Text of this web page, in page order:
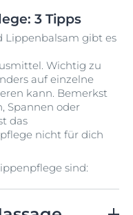
3 Tipps
Lippenbalsam gibt es
Wichtig zu
auf einzelne
kann. Bemerkst
Spannen oder
das
nicht für dich
sind: